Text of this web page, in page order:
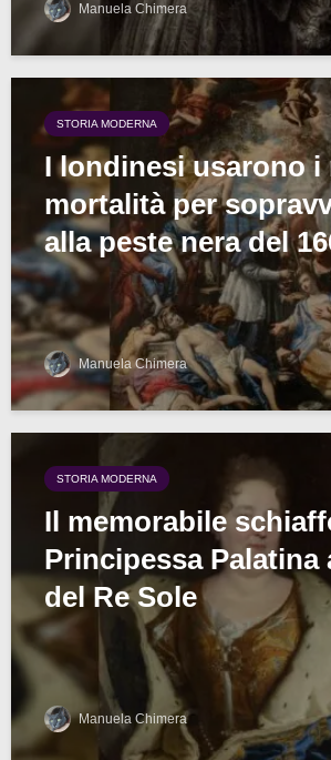
Manuela Chimera
STORIA MODERNA
I londinesi usarono i
mortalità per
alla peste nera del
Manuela Chimera
STORIA MODERNA
Il memorabile
Principessa Palatina
del Re Sole
Manuela Chimera